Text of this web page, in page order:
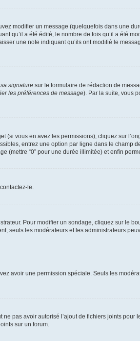
modifier un message (quelquefois dans une
qu’il a été édité, le nombre de fois qu’il a été
une note indiquant qu’ils ont modifié le
signature sur le formulaire de rédaction de
les préférences de message). Par la suite, vous
(si vous en avez les permissions), cliquez sur
entrez une option par ligne dans le champ
(mettre “0” pour une durée illimitée) et enfin
le.
Pour modifier un sondage, cliquez sur le
seuls les modérateurs et les administrateurs
avoir une permission spéciale. Seuls les
pas avoir autorisé l’ajout de fichiers joints
sur un forum.